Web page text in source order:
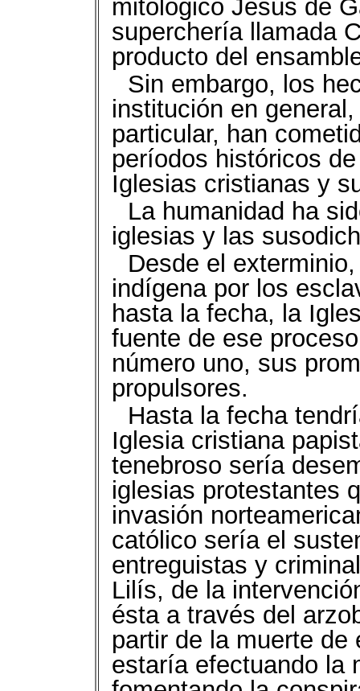
mitológico Jesús de
superchería llamada
producto del
Sin embargo, los
institución en
particular, han
períodos históricos
Iglesias cristianas y
La humanidad ha
iglesias y las
Desde el
indígena por los
hasta la fecha, la
fuente de ese
número uno, sus
propulsores.
Hasta la fecha
Iglesia cristiana
tenebroso sería
iglesias protestantes
invasión
católico sería el
entreguistas y
Lilís, de la
ésta a través del
partir de la muerte
estaría efectuando la